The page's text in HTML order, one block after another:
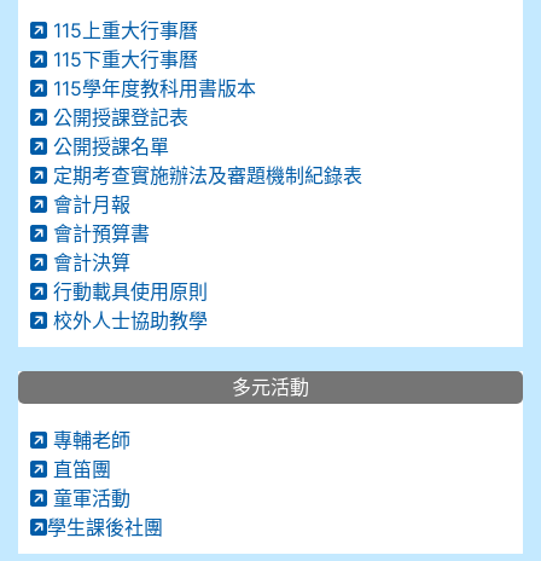
115上重大行事曆
115下重大行事曆
115學年度教科用書版本
公開授課登記表
公開授課名單
定期考查實施辦法及審題機制紀錄表
會計月報
會計預算書
會計決算
行動載具使用原則
校外人士協助教學
多元活動
專輔老師
直笛團
童軍活動
學生課後社團